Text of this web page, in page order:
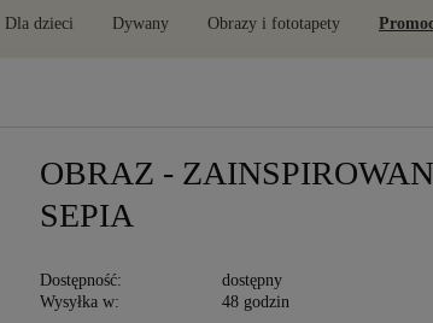
Dla dzieci Dywany Obrazy i fototapety
OBRAZ -
SEPIA
Dostępność:
dostępny
Wysyłka w:
48 godzin